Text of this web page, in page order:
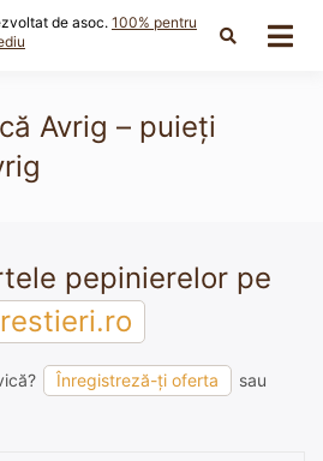
de asoc. 100% pentru
Avrig – puieți
pepinierelor pe
Înregistreză-ți oferta
sau